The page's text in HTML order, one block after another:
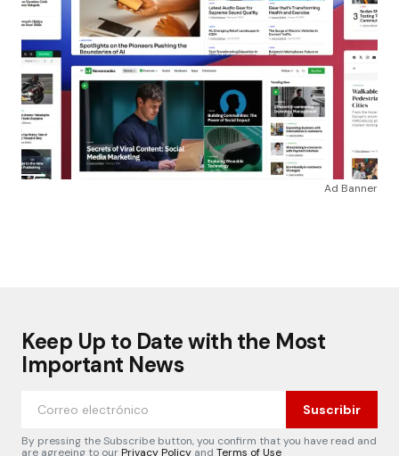
Ad Banner
Keep Up to Date with the Most
Important News
Suscribir
By pressing the Subscribe button, you confirm that you have read and
are agreeing to ourPrivacy Policy and Terms of Use